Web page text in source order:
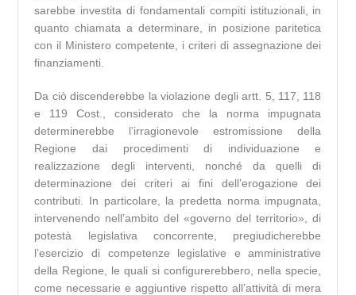
sarebbe investita di fondamentali compiti istituzionali, in
quanto chiamata a determinare, in posizione paritetica
con il Ministero competente, i criteri di assegnazione dei
finanziamenti.
Da ciò discenderebbe la violazione degli artt. 5, 117, 118
e 119 Cost., considerato che la norma impugnata
determinerebbe l’irragionevole estromissione della
Regione dai procedimenti di individuazione e
realizzazione degli interventi, nonché da quelli di
determinazione dei criteri ai fini dell’erogazione dei
contributi. In particolare, la predetta norma impugnata,
intervenendo nell’ambito del «governo del territorio», di
potestà legislativa concorrente, pregiudicherebbe
l’esercizio di competenze legislative e amministrative
della Regione, le quali si configurerebbero, nella specie,
come necessarie e aggiuntive rispetto all’attività di mera